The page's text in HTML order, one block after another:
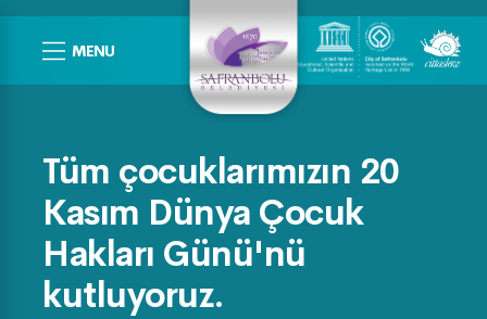
MENU
Tüm çocuklarımızın 20
Kasım Dünya Çocuk
Hakları Günü'nü
kutluyoruz.